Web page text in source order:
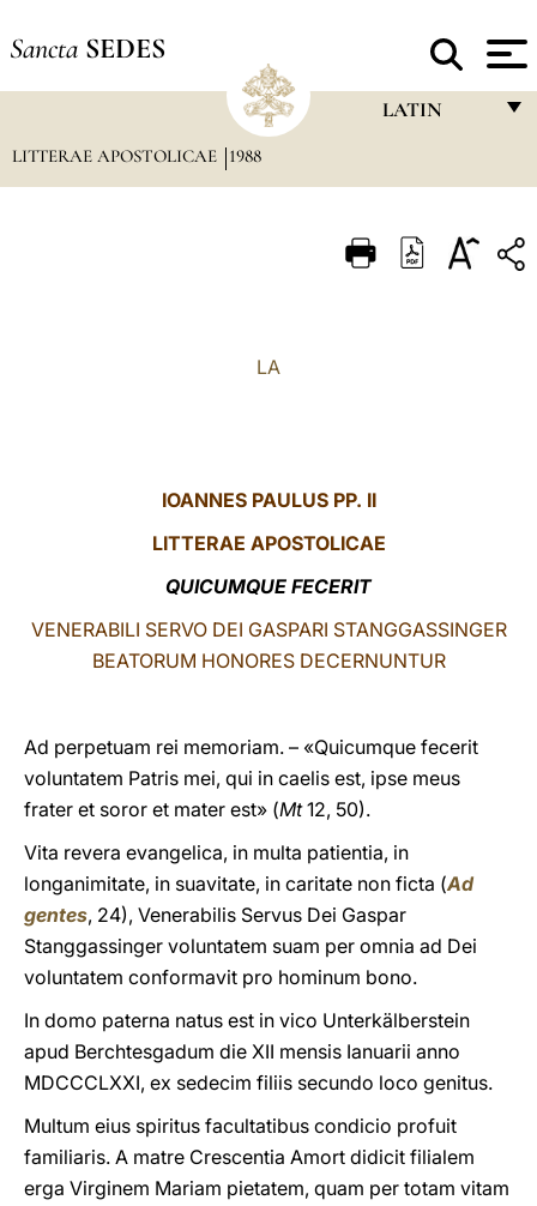
Sancta SEDES
LATIN
ITALIANO
中文
LITTERAE APOSTOLICAE 1988
LA
IOANNES PAULUS PP. II
LITTERAE APOSTOLICAE
QUICUMQUE FECERIT
VENERABILI SERVO DEI GASPARI STANGGASSINGER
BEATORUM HONORES DECERNUNTUR
Ad perpetuam rei memoriam. – «Quicumque fecerit
voluntatem Patris mei, qui in caelis est, ipse meus
frater et soror et mater est» (Mt12, 50).
Vita revera evangelica, in multa patientia, in
longanimitate, in suavitate, in caritate non ficta (Ad
gentes, 24), Venerabilis Servus Dei Gaspar
Stanggassinger voluntatem suam per omnia ad Dei
voluntatem conformavit pro hominum bono.
In domo paterna natus est in vico Unterkälberstein
apud Berchtesgadum die XII mensis Ianuarii anno
MDCCCLXXI, ex sedecim filiis secundo loco genitus.
Multum eius spiritus facultatibus condicio profuit
familiaris. A matre Crescentia Amort didicit filialem
erga Virginem Mariam pietatem, quam per totam vitam